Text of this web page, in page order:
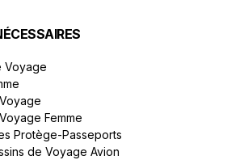
Voyage
Femme
Protège-Passeports
de Voyage Avion